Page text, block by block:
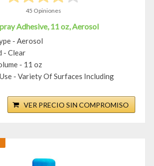
45 Opiniones
Adhesive, 11 oz, Aerosol
- Aerosol
- Clear
- 11 oz
- Variety Of Surfaces Including
VER PRECIO SIN COMPROMISO